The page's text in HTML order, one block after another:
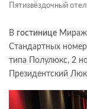
Пятизвёздочный
В гостинице Мираж
Стандартных
типа Полулюкс, 2
Президентский